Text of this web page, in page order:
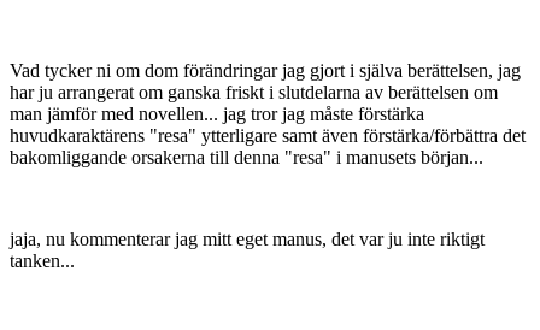
Vad tycker ni om dom förändringar jag gjort i själva berättelsen, jag
har ju arrangerat om ganska friskt i slutdelarna av berättelsen om
man jämför med novellen... jag tror jag måste förstärka
huvudkaraktärens "resa" ytterligare samt även förstärka/förbättra det
bakomliggande orsakerna till denna "resa" i manusets början...
jaja, nu kommenterar jag mitt eget manus, det var ju inte riktigt
tanken...